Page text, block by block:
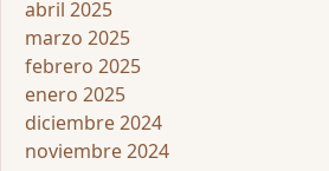
abril 2025
marzo 2025
febrero 2025
enero 2025
diciembre 2024
noviembre 2024